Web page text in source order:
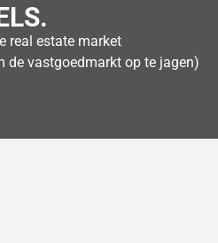
real estate market
de vastgoedmarkt op te jagen)